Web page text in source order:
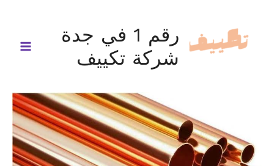
المحتوى
رقم 1 في جدة
شركة تكييف